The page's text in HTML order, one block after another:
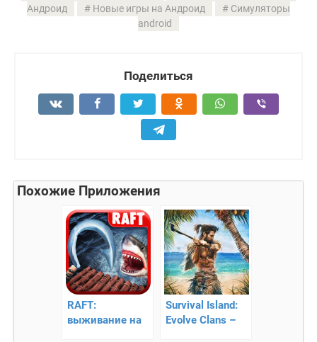
Андроид
Новые игры на Андроид
Симуляторы
android
Поделиться
Похожие Приложения
RAFT:
выживание на
Survival Island:
Evolve Clans –